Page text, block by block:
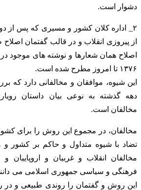
دشوار است.
۲_ اداره کلان کشور و مسیری که پس از
از پیروزی انقلاب و در قالب گفتمان
اصلاح همان شعارها و نوشته های موجود
۱۳۷۶ تا امروز مطرح شده است.
این شیوه، موافقان و مخالفانی دارد که
دهه گذشته به نوعی بیان داستان
مخالفان است.
مخالفان، در مجموع این روش را برای
تضاد با شیوه متداول و حاکم بر کشور و
مخالفان انقلاب و غربیان و اروپاییان
فرهنگی و سیاسی جمهوری اسلامی می
این روش و گفتمان را روندی طبیعی و در